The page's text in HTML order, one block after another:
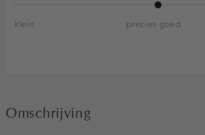
klein precies goed
Omschrijving